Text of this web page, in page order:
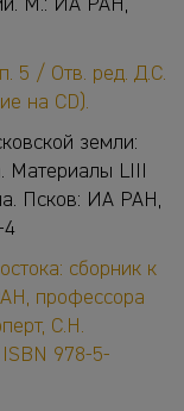
М.: ИА РАН,
5 / Отв. ред. Д.С.
на CD).
земли:
Материалы LIII
Псков: ИА РАН,
4
сборник к
профессора
С.Н.
978-5-